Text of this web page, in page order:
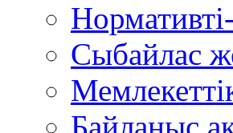
Сыбайлас